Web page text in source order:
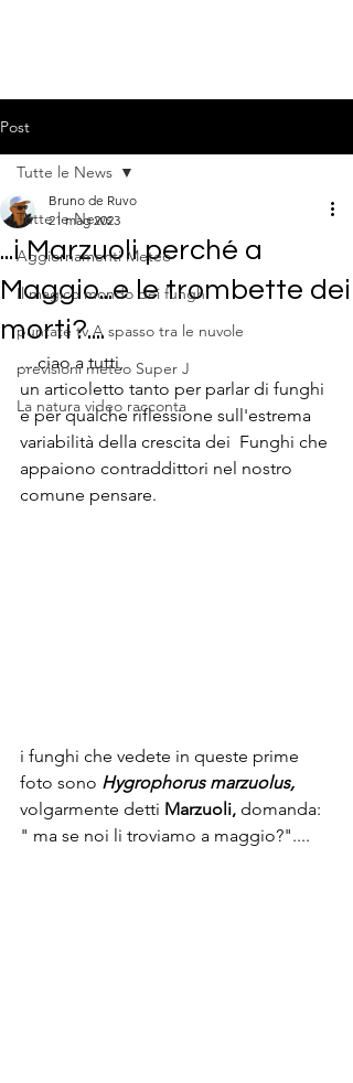
Post
Tutte le News
Aggiornamenti Meteo
Il magico mondo dei funghi
puntate tv A spasso tra le nuvole
previsioni meteo Super J
La natura video racconta
Tutte le News
...i Marzuoli perché a
Maggio...e le trombette dei
morti?....
Bruno de Ruvo
21 mag 2023
....ciao a tutti,
un articoletto tanto per parlar di funghi
e per qualche riflessione sull'estrema
variabilità della crescita dei  Funghi che
appaiono contraddittori nel nostro
comune pensare.
i funghi che vedete in queste prime
foto sono Hygrophorus marzuolus,
volgarmente detti Marzuoli, domanda:
" ma se noi li troviamo a maggio?"....